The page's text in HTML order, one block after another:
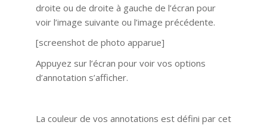
droite ou de droite à gauche de l’écran pour
voir l’image suivante ou l’image précédente.
[screenshot de photo apparue]
Appuyez sur l’écran pour voir vos options
d’annotation s’afficher.
La couleur de vos annotations est défini par cet